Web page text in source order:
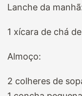
Lanche da
1 xícara de chá
Almoço:
2 colheres de